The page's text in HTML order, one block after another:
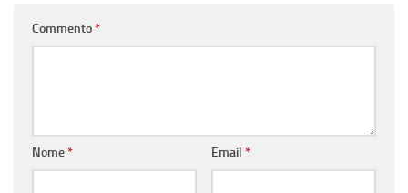
Commento*
Nome* Email *